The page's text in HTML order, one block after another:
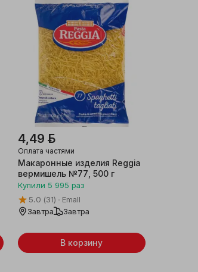
4,49 ƃ
Оплата частями
Макаронные изделия Reggia
вермишель №77, 500 г
Купили 5 995 раз
5.0 (31)
Emall
Завтра
Завтра
В корзину